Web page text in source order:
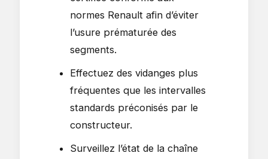
normes Renault afin d’éviter
l’usure prématurée des
segments.
Effectuez des vidanges plus
fréquentes que les intervalles
standards préconisés par le
constructeur.
Surveillez l’état de la chaîne